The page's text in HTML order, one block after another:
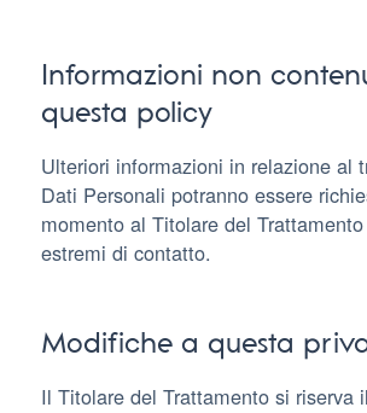
Informazioni non
questa policy
Ulteriori informazioni in relazione al
Dati Personali potranno essere
momento al Titolare del
estremi di contatto.
Modifiche a questa
Il Titolare del Trattamento si riserva